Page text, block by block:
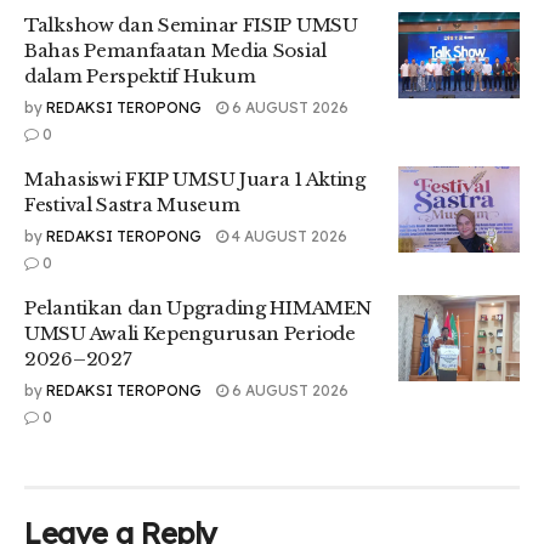
“Saya bergabung di Fakultas Kedokteran dari tahun 2009,
hampir semua kesan ada. Kesan senang ada, susahnya juga
ada, tapi tantangannya juga ada. Dari awal saya masuk
2009 sampai sekarang 2021, awal Fakultas Kedokteran
berdiri dan belum akreditasi hingga Fakultas Kedokteran
Di akhir, Ia juga menyampaikan harapnya untuk FK UMSU.
mempertahankan akreditasi A nya, semoga bisa
berkembang lebih dari yang sekarang,” harap Siti.
Tr : Sonya Mayrevi & Annisa Alivia
Editor : Mhd. Iqbal
Talkshow dan Seminar FISIP UMSU
Bahas Pemanfaatan Media Sosial
dalam Perspektif Hukum
by REDAKSI TEROPONG
6 AUGUST 2026
0
Mahasiswi FKIP UMSU Juara 1 Akting
Festival Sastra Museum
by REDAKSI TEROPONG
4 AUGUST 2026
0
Pelantikan dan Upgrading HIMAMEN
UMSU Awali Kepengurusan Periode
2026–2027
by REDAKSI TEROPONG
6 AUGUST 2026
0
Leave a Reply